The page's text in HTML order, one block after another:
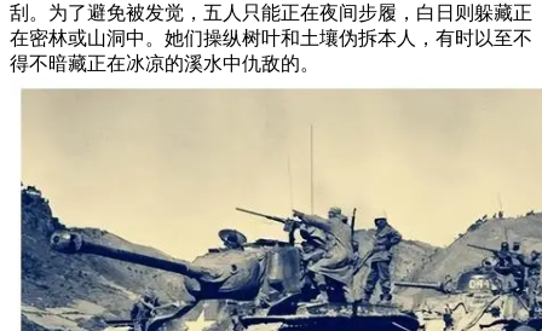
刮。为了避免被发觉，五人只能正在夜间步履，白日则躲藏正
在密林或山洞中。她们操纵树叶和土壤伪拆本人，有时以至不
得不暗藏正在冰凉的溪水中仇敌的。